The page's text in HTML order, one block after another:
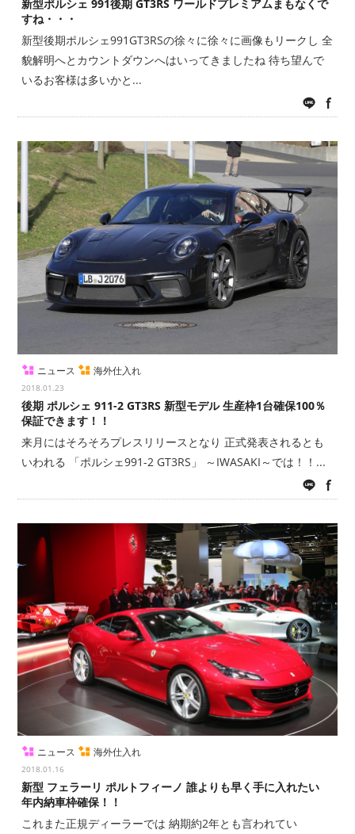
新型ポルシェ 991後期 GT3RS ワールドプレミアムまもなくで
すね・・・
新型後期ポルシェ991GT3RSの徐々に徐々に画像もリークし 全
貌解明へとカウントダウンへはいってきましたね 待ち望んで
いるお客様は多いかと...
LINE
ニュース 海外仕入れ
2018.01.23
後期 ポルシェ 911-2 GT3RS 新型モデル 生産枠1台確保100％
保証できます！！
来月にはそろそろプレスリリースとなり 正式発表されるとも
いわれる 「ポルシェ991-2 GT3RS」 ～IWASAKI～では！！...
LINE
ニュース 海外仕入れ
2018.01.16
新型 フェラーリ ポルトフィーノ 誰よりも早く手に入れたい
年内納車枠確保！！
これまた正規ディーラーでは 納期約2年とも言われてい